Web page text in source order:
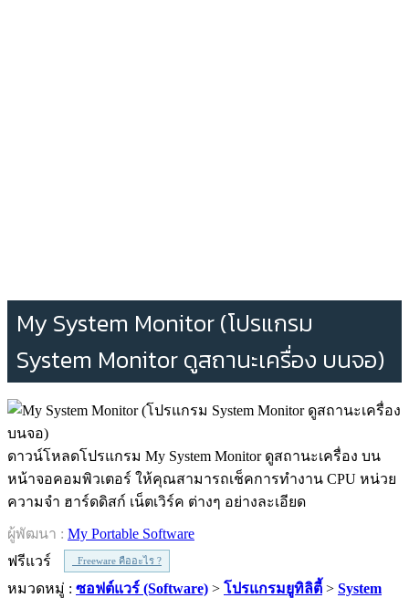
My System Monitor (โปรแกรม
System Monitor ดูสถานะเครื่อง บนจอ)
ดาวน์โหลดโปรแกรม My System Monitor ดูสถานะเครื่อง บน
หน้าจอคอมพิวเตอร์ ให้คุณสามารถเช็คการทำงาน CPU หน่วย
ความจำ ฮาร์ดดิสก์ เน็ตเวิร์ค ต่างๆ อย่างละเอียด
ผู้พัฒนา : My Portable Software
ฟรีแวร์
Freeware คืออะไร ?
หมวดหมู่ : ซอฟต์แวร์ (Software) > โปรแกรมยูทิลิตี้ > System